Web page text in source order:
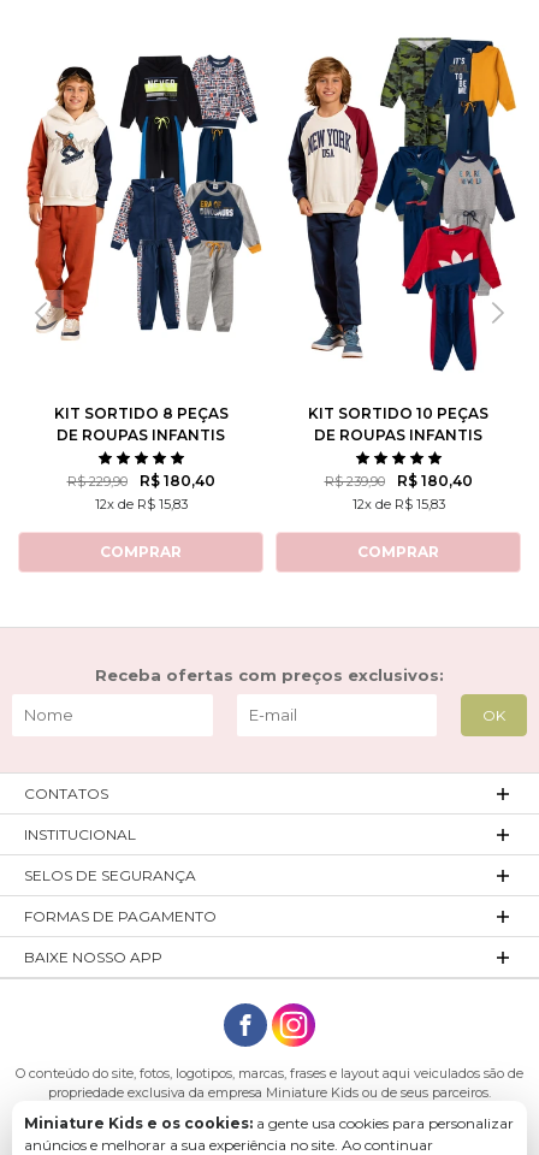
KIT SORTIDO 8 PEÇAS
DE ROUPAS INFANTIS
MASCULINO INVERNO - 4
CASACOS + 4 CALÇAS
R$ 229,90 R$ 180,40
12x de R$ 15,83
COMPRAR
KIT SORTIDO 10 PEÇAS
DE ROUPAS INFANTIS
MASCULINO INVERNO - 5
CASACOS + 5 CALÇAS
R$ 239,90 R$ 180,40
12x de R$ 15,83
COMPRAR
Receba ofertas com preços exclusivos:
CONTATOS
INSTITUCIONAL
SELOS DE SEGURANÇA
FORMAS DE PAGAMENTO
BAIXE NOSSO APP
O conteúdo do site, fotos, logotipos, marcas, frases e layout aqui veiculados são de
propriedade exclusiva da empresa Miniature Kids ou de seus parceiros.
Todos os direitos reservados. Platinum Indústria de Confecções LTDA - CNPJ:
27.180.131/0001-54 Endereço: Rod. Ivo Silveira, n° 7505 - Bateias, Gaspar - SC, 89113-
040
Miniature Kids e os cookies: a gente usa cookies para personalizar
anúncios e melhorar a sua experiência no site. Ao continuar